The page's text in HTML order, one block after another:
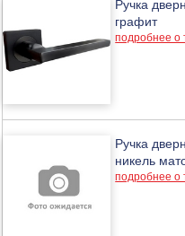
Ручка
графит
подробнее о
Ручка
никель
подробнее о